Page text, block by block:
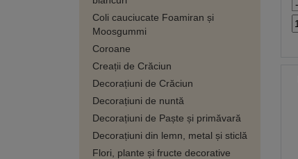
Coli cauciucate Foamiran și
Moosgummi
Coroane
Creații de Crăciun
Decorațiuni de Crăciun
Decorațiuni de nuntă
Decorațiuni de Paște și primăvară
Decorațiuni din lemn, metal și sticlă
Flori, plante și fructe decorative